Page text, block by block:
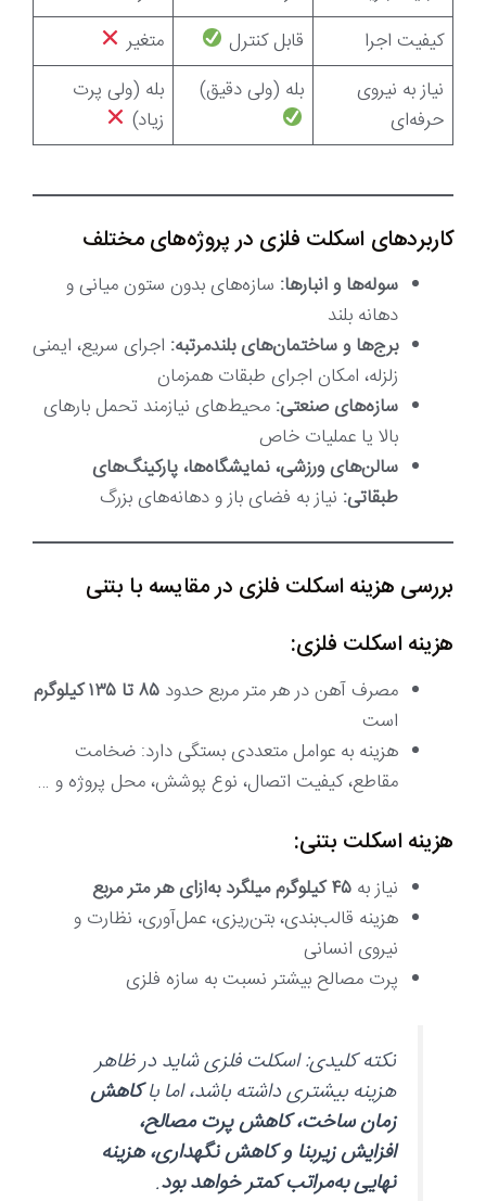
کیفیت اجرا
قابل کنترل
متغیر
نیاز به نیروی
حرفه‌ای
بله (ولی دقیق)
بله (ولی پرت
زیاد)
کاربردهای اسکلت فلزی در پروژه‌های مختلف
سوله‌ها و انبارها: سازه‌های بدون ستون میانی و
دهانه بلند
برج‌ها و ساختمان‌های بلندمرتبه: اجرای سریع، ایمنی
زلزله، امکان اجرای طبقات همزمان
سازه‌های صنعتی: محیط‌های نیازمند تحمل بارهای
بالا یا عملیات خاص
سالن‌های ورزشی، نمایشگاه‌ها، پارکینگ‌های
طبقاتی: نیاز به فضای باز و دهانه‌های بزرگ
بررسی هزینه اسکلت فلزی در مقایسه با بتنی
هزینه اسکلت فلزی:
مصرف آهن در هر متر مربع حدود ۸۵ تا ۱۳۵ کیلوگرم
است
هزینه به عوامل متعددی بستگی دارد: ضخامت
مقاطع، کیفیت اتصال، نوع پوشش، محل پروژه و …
هزینه اسکلت بتنی:
نیاز به ۴۵ کیلوگرم میلگرد به‌ازای هر متر مربع
هزینه قالب‌بندی، بتن‌ریزی، عمل‌آوری، نظارت و
نیروی انسانی
پرت مصالح بیشتر نسبت به سازه فلزی
نکته کلیدی: اسکلت فلزی شاید در ظاهر
هزینه بیشتری داشته باشد، اما باکاهش
زمان ساخت، کاهش پرت مصالح،
افزایش زیربنا و کاهش نگهداری، هزینه
نهایی به‌مراتب کمتر خواهد بود.